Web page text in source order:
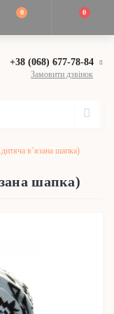
0 0
+38 (068) 677-78-84
Замовити дзвінок
в’язана шапка)
шапка)